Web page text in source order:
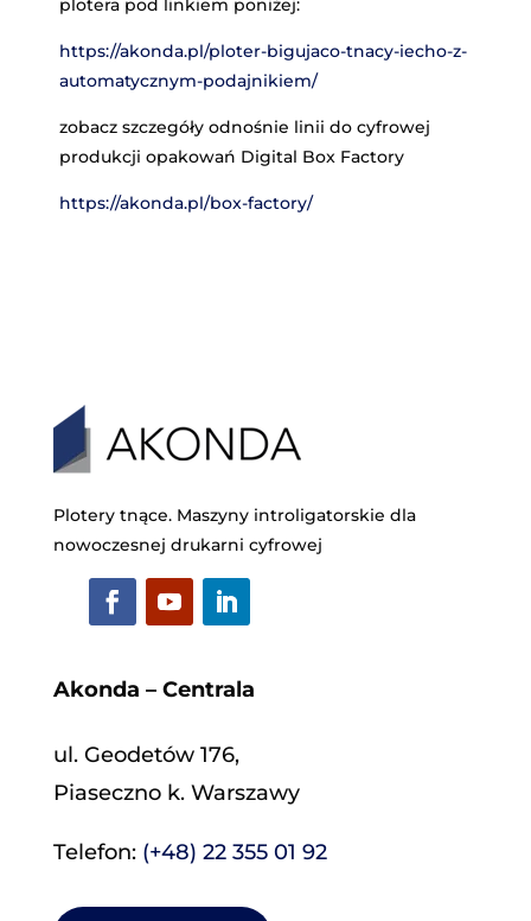
plotera pod linkiem poniżej:
https://akonda.pl/ploter-bigujaco-tnacy-iecho-z-
automatycznym-podajnikiem/
zobacz szczegóły odnośnie linii do cyfrowej
produkcji opakowań Digital Box Factory
https://akonda.pl/box-factory/
Plotery tnące. Maszyny introligatorskie dla
nowoczesnej drukarni cyfrowej
Akonda – Centrala
ul. Geodetów 176,
Piaseczno k. Warszawy
Telefon: (+48) 22 355 01 92